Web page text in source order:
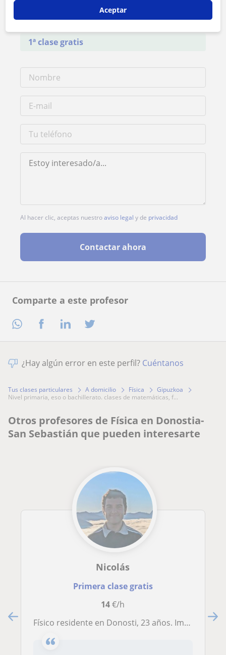
Comparte a este profesor
Tarifa 25€/h
1ª clase gratis
Al hacer clic, aceptas nuestroaviso legal y de privacidad
Contactar ahora
¿Hay algún error en este perfil? Cuéntanos
Tus clases particulares A domicilio Física
Gipuzkoa
nivel primaria, eso o bachillerato. clases de matemáticas, f...
Otros profesores de Física en Donostia-
San Sebastián que pueden interesarte
Nicolás
Primera clase gratis
14€/h
Físico residente en Donosti, 23 años. Imparto refuerzo de secundaria y bachillerato científico técnico. C1 de euskera e inglés.
Aceptar